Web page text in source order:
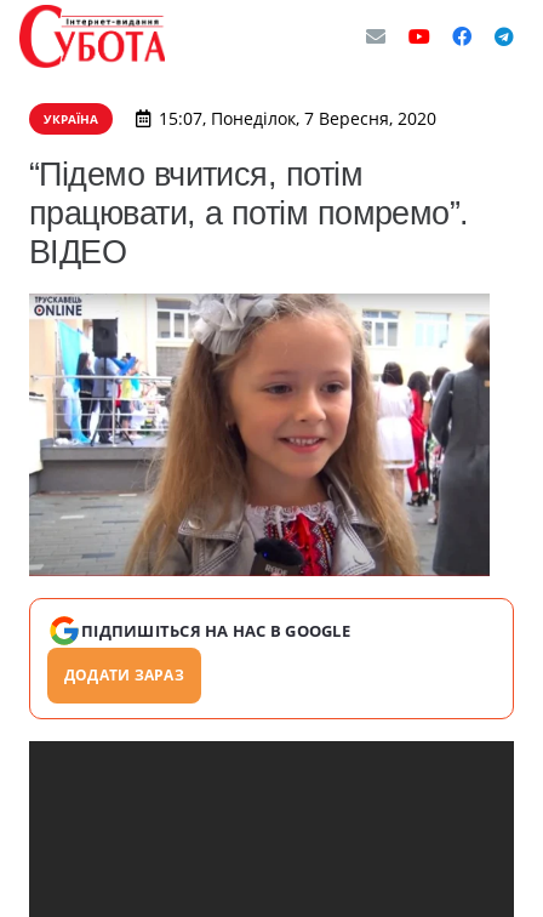
УКРАЇНА 15:07, Понеділок, 7 Вересня, 2020
“Підемо вчитися, потім
працювати, а потім помремо”.
ВІДЕО
ПІДПИШІТЬСЯ НА НАС В GOOGLE
ДОДАТИ ЗАРАЗ